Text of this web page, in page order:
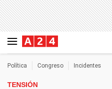
Política Congreso Incidentes
TENSIÓN